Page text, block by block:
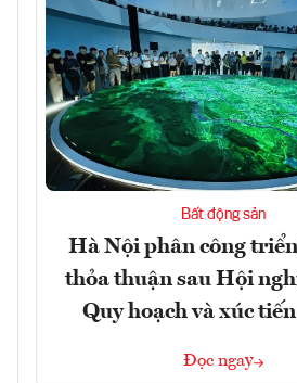
Bất động sản
Hà Nội phân công
thỏa thuận sau Hội
Quy hoạch và xúc
Đọc ngay